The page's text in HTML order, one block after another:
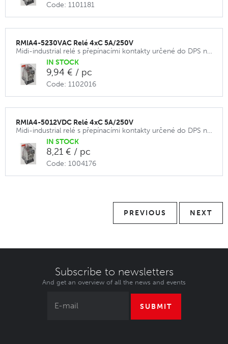
Code: 1101181
RMIA4-5230VAC Relé 4xC 5A/250V
Midi-industrial relé s přepínacími kontakty určené do DPS nebo do patice.
IN STOCK
9,94 € / pc
Code: 1102016
RMIA4-5012VDC Relé 4xC 5A/250V
Midi-industrial relé s přepínacími kontakty určené do DPS nebo do patice.
IN STOCK
8,21 € / pc
Code: 1004176
PREVIOUS NEXT
Subscribe to newsletters
And get an overview of all the news and events
SUBMIT